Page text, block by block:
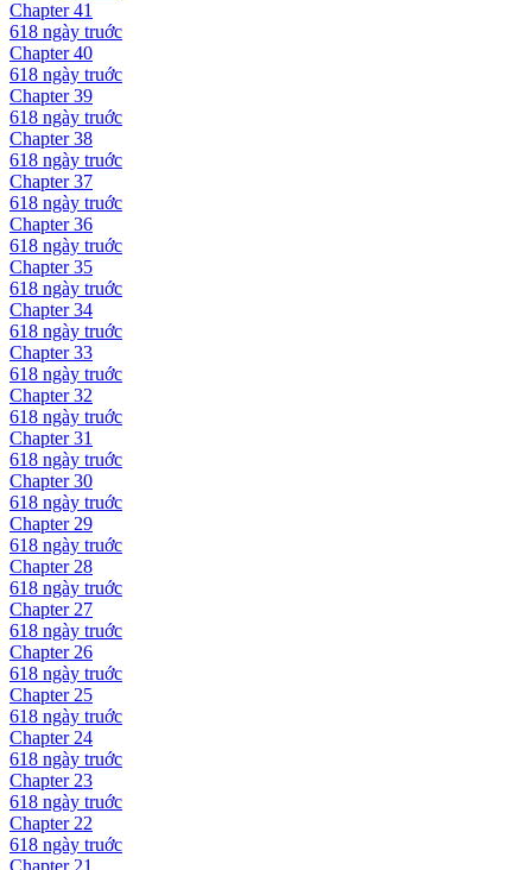
Chapter41
618 ngày truớc
Chapter40
618 ngày truớc
Chapter39
618 ngày truớc
Chapter38
618 ngày truớc
Chapter37
618 ngày truớc
Chapter36
618 ngày truớc
Chapter35
618 ngày truớc
Chapter34
618 ngày truớc
Chapter33
618 ngày truớc
Chapter32
618 ngày truớc
Chapter31
618 ngày truớc
Chapter30
618 ngày truớc
Chapter29
618 ngày truớc
Chapter28
618 ngày truớc
Chapter27
618 ngày truớc
Chapter26
618 ngày truớc
Chapter25
618 ngày truớc
Chapter24
618 ngày truớc
Chapter23
618 ngày truớc
Chapter22
618 ngày truớc